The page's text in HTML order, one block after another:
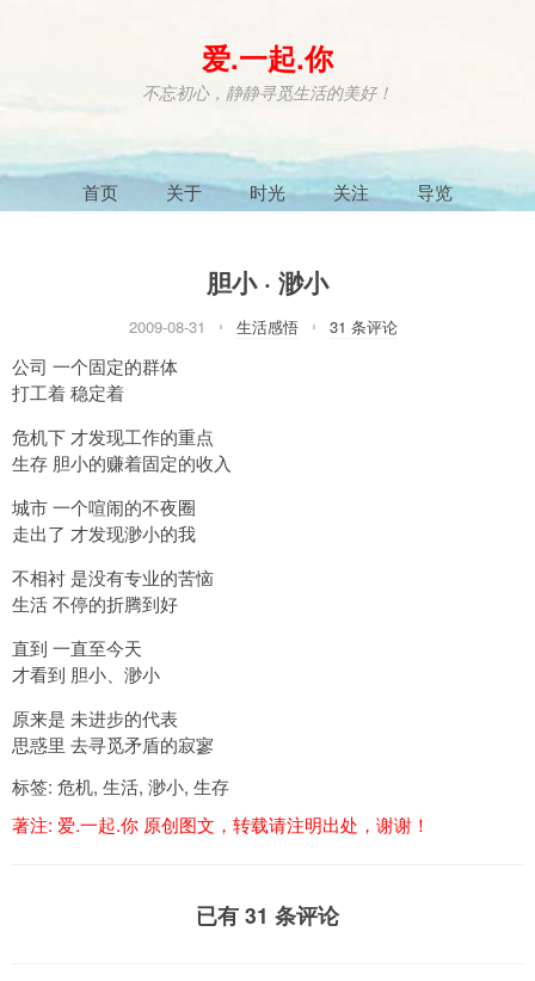
爱.一起.你
不忘初心，静静寻觅生活的美好！
首页 关于 时光 关注 导览
胆小 · 渺小
2009-08-31 生活感悟 31 条评论
公司 一个固定的群体
打工着 稳定着
危机下 才发现工作的重点
生存 胆小的赚着固定的收入
城市 一个喧闹的不夜圈
走出了 才发现渺小的我
不相衬 是没有专业的苦恼
生活 不停的折腾到好
直到 一直至今天
才看到 胆小、渺小
原来是 未进步的代表
思惑里 去寻觅矛盾的寂寥
标签: 危机, 生活, 渺小, 生存
著注: 爱.一起.你 原创图文，转载请注明出处，谢谢！
已有 31 条评论